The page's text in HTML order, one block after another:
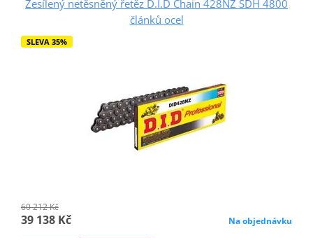
Zesílený netěsněný řetěz D.I.D Chain 428NZ SDH 4800
článků ocel
SLEVA 35%
60 212 Kč
39 138 Kč Na objednávku